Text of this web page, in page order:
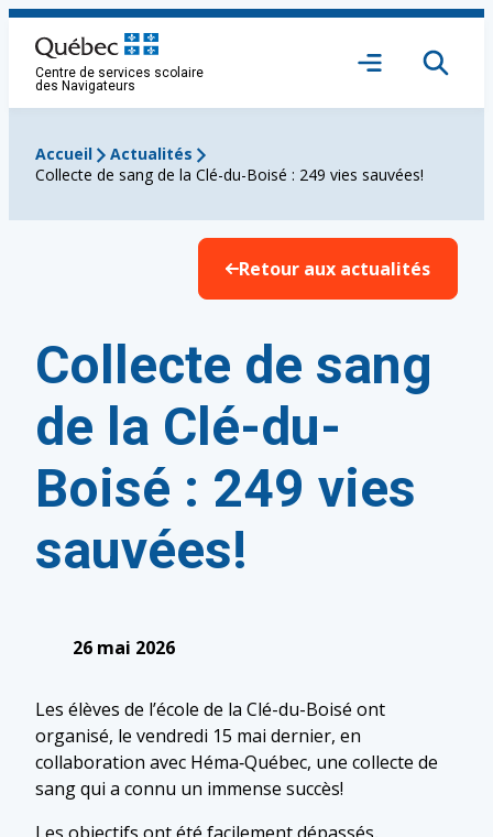
Aller
contenu
Centre de services scolaire
des Navigateurs
Ouvrir
Accueil
Actualités
Collecte de sang de la Clé-du-Boisé : 249 vies sauvées!
Retour aux actualités
Collecte de sang
de la Clé-du-
Boisé : 249 vies
sauvées!
26 mai 2026
Les élèves de l’école de la Clé-du-Boisé ont
organisé, le vendredi 15 mai dernier, en
collaboration avec Héma‑Québec, une collecte de
sang qui a connu un immense succès!